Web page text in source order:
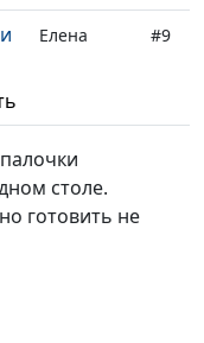
Елена
#9
Елена
Солдатова
столе.
готовить не